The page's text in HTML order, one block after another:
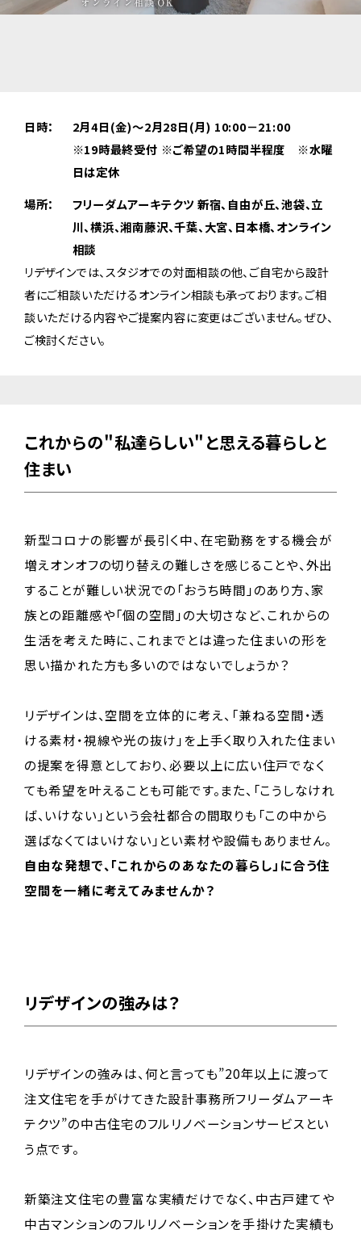
日時：
2月4日(金)～2月28日(月) 10:00－21:00
※19時最終受付 ※ご希望の1時間半程度 ※水曜
日は定休
場所：
フリーダムアーキテクツ 新宿、自由が丘、池袋、立
川、横浜、湘南藤沢、千葉、大宮、日本橋、オンライン
相談
リデザインでは、スタジオでの対面相談の他、ご自宅から設計
者にご相談いただけるオンライン相談も承っております。ご相
談いただける内容やご提案内容に変更はございません。ぜひ、
ご検討ください。
これからの"私達らしい"と思える暮らしと
住まい
新型コロナの影響が長引く中、在宅勤務をする機会が
増えオンオフの切り替えの難しさを感じることや、外出
することが難しい状況での「おうち時間」のあり方、家
族との距離感や「個の空間」の大切さなど、これからの
生活を考えた時に、これまでとは違った住まいの形を
思い描かれた方も多いのではないでしょうか？
リデザインは、空間を立体的に考え、「兼ねる空間・透
ける素材・視線や光の抜け」を上手く取り入れた住まい
の提案を得意としており、必要以上に広い住戸でなく
ても希望を叶えることも可能です。また、「こうしなけれ
ば、いけない」という会社都合の間取りも「この中から
選ばなくてはいけない」とい素材や設備もありません。
自由な発想で、「これからのあなたの暮らし」に合う住
空間を一緒に考えてみませんか？
リデザインの強みは？
リデザインの強みは、何と言っても”20年以上に渡って
注文住宅を手がけてきた設計事務所フリーダムアーキ
テクツ”の中古住宅のフルリノベーションサービスとい
う点です。
新築注文住宅の豊富な実績だけでなく、中古戸建てや
中古マンションのフルリノベーションを手掛けた実績も